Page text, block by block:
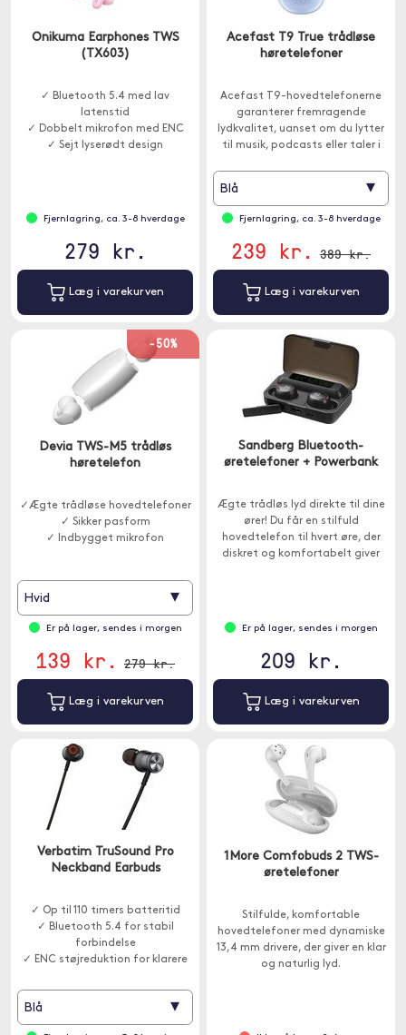
Onikuma Earphones TWS
(TX603)
✓ Bluetooth 5.4 med lav
latenstid
✓ Dobbelt mikrofon med ENC
✓ Sejt lyserødt design
Fjernlagring, ca. 3-8 hverdage
279 kr.
Læg i varekurven
Acefast T9 True trådløse
høretelefoner
Acefast T9-hovedtelefonerne
garanterer fremragende
lydkvalitet, uanset om du lytter
til musik, podcasts eller taler i
Blå ▾
Fjernlagring, ca. 3-8 hverdage
239 kr. 389 kr.
Læg i varekurven
-50%
Devia TWS-M5 trådløs
høretelefon
✓Ægte trådløse hovedtelefoner
✓ Sikker pasform
✓ Indbygget mikrofon
Hvid ▾
Er på lager, sendes i morgen
139 kr. 279 kr.
Læg i varekurven
Sandberg Bluetooth-
øretelefoner + Powerbank
Ægte trådløs lyd direkte til dine
ører! Du får en stilfuld
hovedtelefon til hvert øre, der
diskret og komfortabelt giver
smartphone.
Er på lager, sendes i morgen
209 kr.
Læg i varekurven
Verbatim TruSound Pro
Neckband Earbuds
✓ Op til 110 timers batteritid
✓ Bluetooth 5.4 for stabil
forbindelse
✓ ENC støjreduktion for klarere
Blå ▾
1More Comfobuds 2 TWS-
øretelefoner
Stilfulde, komfortable
hovedtelefoner med dynamiske
13,4 mm drivere, der giver en klar
og naturlig lyd.
forstyrrelser fra omgivelserne.